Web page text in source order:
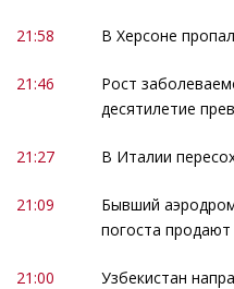
21:58 В Херсоне
21:46
Рост
десятилетие
21:27 В Италии
21:09
Бывший
погоста
21:00
Узбекистан